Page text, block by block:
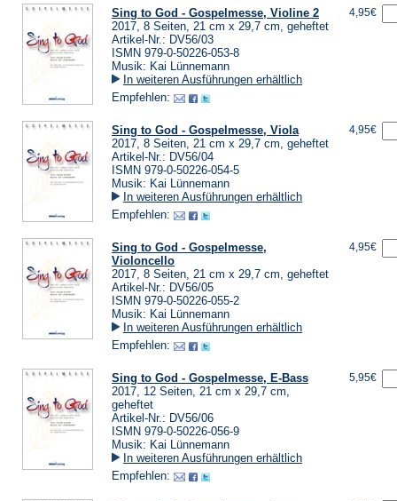
Sing to God - Gospelmesse, Violine 2
2017, 8 Seiten, 21 cm x 29,7 cm, geheftet
Artikel-Nr.: DV56/03
ISMN 979-0-50226-053-8
Musik: Kai Lünnemann
In weiteren Ausführungen erhältlich
Empfehlen:
4,95€
Sing to God - Gospelmesse, Viola
2017, 8 Seiten, 21 cm x 29,7 cm, geheftet
Artikel-Nr.: DV56/04
ISMN 979-0-50226-054-5
Musik: Kai Lünnemann
In weiteren Ausführungen erhältlich
Empfehlen:
4,95€
Sing to God - Gospelmesse,
Violoncello
2017, 8 Seiten, 21 cm x 29,7 cm, geheftet
Artikel-Nr.: DV56/05
ISMN 979-0-50226-055-2
Musik: Kai Lünnemann
In weiteren Ausführungen erhältlich
Empfehlen:
4,95€
Sing to God - Gospelmesse, E-Bass
2017, 12 Seiten, 21 cm x 29,7 cm,
geheftet
Artikel-Nr.: DV56/06
ISMN 979-0-50226-056-9
Musik: Kai Lünnemann
In weiteren Ausführungen erhältlich
Empfehlen:
5,95€